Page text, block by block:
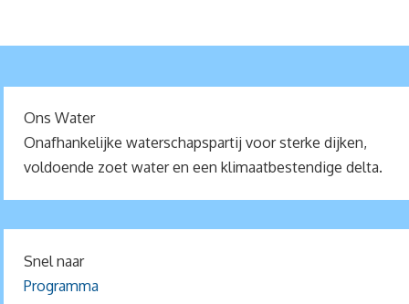
Ons Water
Onafhankelijke waterschapspartij voor sterke dijken,
voldoende zoet water en een klimaatbestendige delta.
Snel naar
Programma